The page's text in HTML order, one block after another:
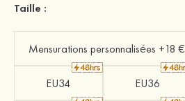
Taille :
Mensurations personnalisées +18 €
EU34 EU36